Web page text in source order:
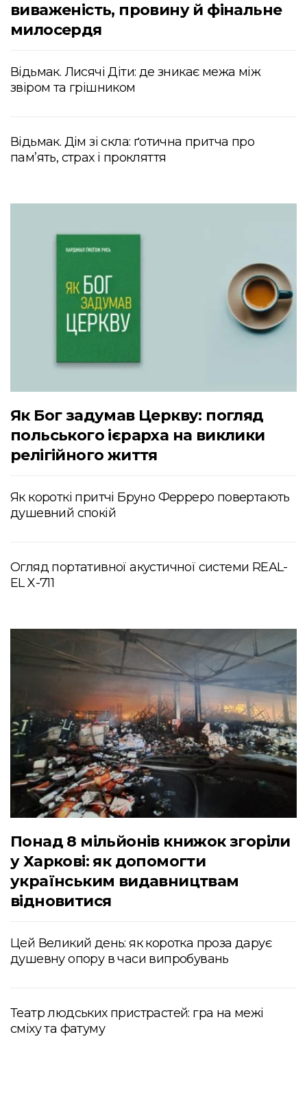
виваженість, провину й фінальне
милосердя
Відьмак. Лисячі Діти: де зникає межа між
звіром та грішником
Відьмак. Дім зі скла: ґотична притча про
пам’ять, страх і прокляття
Як Бог задумав Церкву: погляд
польського ієрарха на виклики
релігійного життя
Як короткі притчі Бруно Ферреро повертають
душевний спокій
Огляд портативної акустичної системи REAL-
EL X-711
Понад 8 мільйонів книжок згоріли
у Харкові: як допомогти
українським видавництвам
відновитися
Цей Великий день: як коротка проза дарує
душевну опору в часи випробувань
Театр людських пристрастей: гра на межі
сміху та фатуму